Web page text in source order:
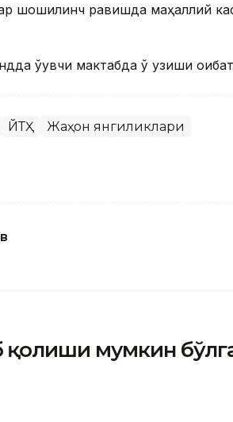
шошилинч равишда маҳаллий
ўқувчи мактабда ўқ узиши
ЙТҲ Жаҳон янгиликлари
қолиши мумкин